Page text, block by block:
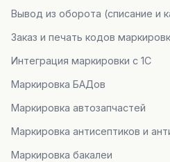
Вывод из оборота (списание и
Заказ и печать кодов
Интеграция маркировки с 1С
Маркировка БАДов
Маркировка автозапчастей
Маркировка антисептиков и
Маркировка бакалеи